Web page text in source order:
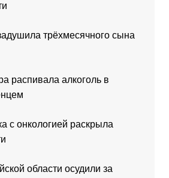
трёхмесячного сына
распивала алкоголь в
с онкологией раскрыла
области осудили за